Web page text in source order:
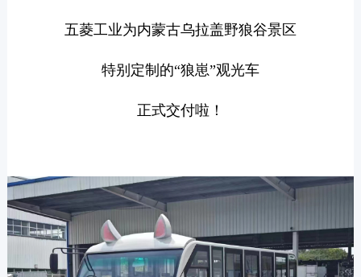
五菱工业为内蒙古乌拉盖野狼谷景区
特别定制的“狼崽”观光车
正式交付啦！